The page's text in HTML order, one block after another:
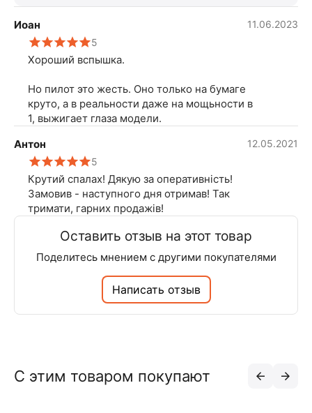
Иоан
11.06.2023
5
Хороший вспышка.
Но пилот это жесть. Оно только на бумаге
круто, а в реальности даже на мощьности в
1, выжигает глаза модели.
Антон
12.05.2021
5
Крутий спалах! Дякую за оперативність!
Замовив - наступного дня отримав! Так
тримати, гарних продажів!
Оставить отзыв на этот товар
Поделитесь мнением с другими покупателями
Написать отзыв
С этим товаром покупают